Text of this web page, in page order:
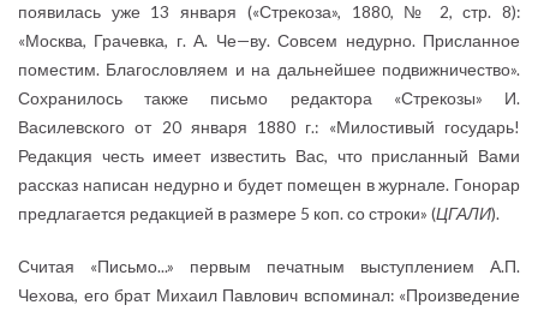
появилась уже 13 января («Стрекоза», 1880, № 2, стр. 8):
«Москва, Грачевка, г. А. Че—ву. Совсем недурно. Присланное
поместим. Благословляем и на дальнейшее подвижничество».
Сохранилось также письмо редактора «Стрекозы» И.
Василевского от 20 января 1880 г.: «Милостивый государь!
Редакция честь имеет известить Вас, что присланный Вами
рассказ написан недурно и будет помещен в журнале. Гонорар
предлагается редакцией в размере 5 коп. со строки» (ЦГАЛИ).
Считая «Письмо...» первым печатным выступлением А.П.
Чехова, его брат Михаил Павлович вспоминал: «Произведение